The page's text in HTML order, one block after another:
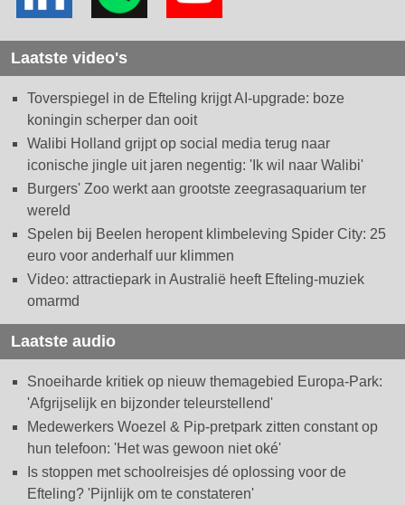
Laatste video's
Toverspiegel in de Efteling krijgt AI-upgrade: boze
koningin scherper dan ooit
Walibi Holland grijpt op social media terug naar
iconische jingle uit jaren negentig: 'Ik wil naar Walibi'
Burgers' Zoo werkt aan grootste zeegrasaquarium ter
wereld
Spelen bij Beelen heropent klimbeleving Spider City: 25
euro voor anderhalf uur klimmen
Video: attractiepark in Australië heeft Efteling-muziek
omarmd
Laatste audio
Snoeiharde kritiek op nieuw themagebied Europa-Park:
'Afgrijselijk en bijzonder teleurstellend'
Medewerkers Woezel & Pip-pretpark zitten constant op
hun telefoon: 'Het was gewoon niet oké'
Is stoppen met schoolreisjes dé oplossing voor de
Efteling? 'Pijnlijk om te constateren'